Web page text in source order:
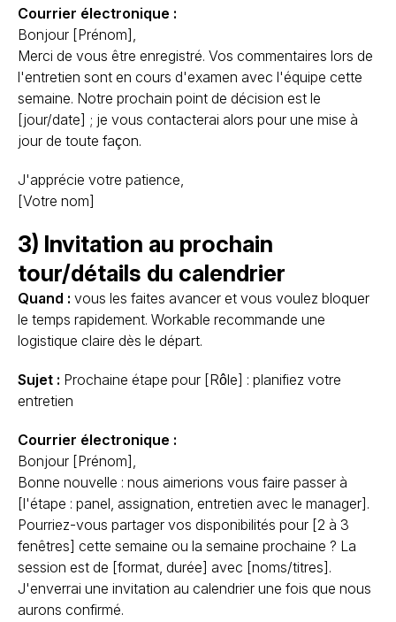
Courrier électronique :
Bonjour [Prénom],
Merci de vous être enregistré. Vos commentaires lors de
l'entretien sont en cours d'examen avec l'équipe cette
semaine. Notre prochain point de décision est le
[jour/date] ; je vous contacterai alors pour une mise à
jour de toute façon.
J'apprécie votre patience,
[Votre nom]
3) Invitation au prochain
tour/détails du calendrier
Quand : vous les faites avancer et vous voulez bloquer
le temps rapidement. Workable recommande une
logistique claire dès le départ.
Sujet : Prochaine étape pour [Rôle] : planifiez votre
entretien
Courrier électronique :
Bonjour [Prénom],
Bonne nouvelle : nous aimerions vous faire passer à
[l'étape : panel, assignation, entretien avec le manager].
Pourriez-vous partager vos disponibilités pour [2 à 3
fenêtres] cette semaine ou la semaine prochaine ? La
session est de [format, durée] avec [noms/titres].
J'enverrai une invitation au calendrier une fois que nous
aurons confirmé.